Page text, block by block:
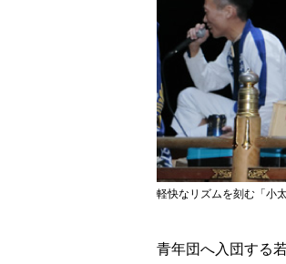
軽快なリズムを刻む「小太
青年団へ入団する